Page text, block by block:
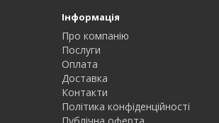
Інформація
Про компанію
Послуги
Оплата
Доставка
Контакти
Політика конфіденційності